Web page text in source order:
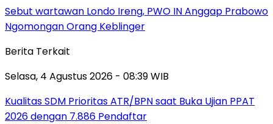
Sebut wartawan Londo Ireng, PWO IN Anggap Prabowo
Ngomongan Orang Keblinger
Berita Terkait
Selasa, 4 Agustus 2026 - 08:39 WIB
Kualitas SDM Prioritas ATR/BPN saat Buka Ujian PPAT
2026 dengan 7.886 Pendaftar